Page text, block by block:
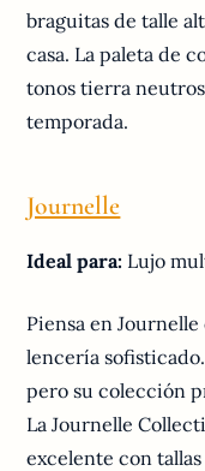
braguitas de talle
casa. La paleta de
tonos tierra
temporada.
Journelle
Ideal para: Lujo
Piensa en
lencería
pero su colección
La Journelle
excelente con